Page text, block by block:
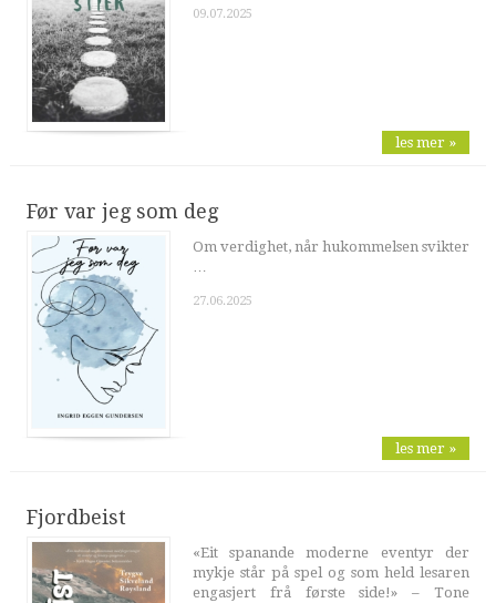
09.07.2025
les mer »
Før var jeg som deg
Om verdighet, når hukommelsen svikter
27.06.2025
les mer »
Fjordbeist
«Eit spanande moderne eventyr der
mykje står på spel og som held lesaren
engasjert frå første side!» – Tone